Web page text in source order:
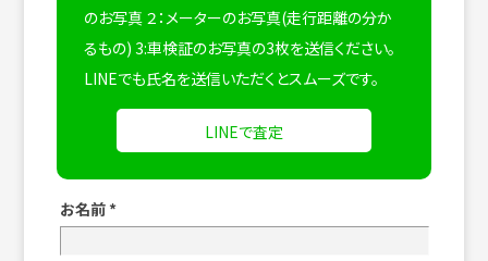
のお写真 ２：メーターのお写真(走行距離の分か
るもの) 3:車検証のお写真の3枚を送信ください。
LINEでも氏名を送信いただくとスムーズです。
LINEで査定
お名前 *